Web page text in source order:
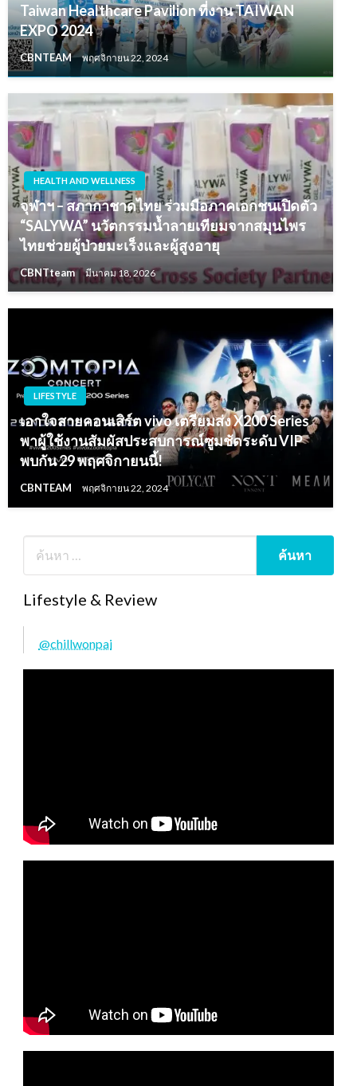
Taiwan Healthcare Pavilion ที่งาน TAIWAN
EXPO 2024
CBNTEAM พฤศจิกายน 22, 2024
HEALTH AND WELLNESS
จุฬาฯ – สภากาชาดไทย ร่วมมือภาคเอกชนเปิดตัว
“SALYWA” นวัตกรรมน้ำลายเทียมจากสมุนไพร
ไทยช่วยผู้ป่วยมะเร็งและผู้สูงอายุ
CBNTteam มีนาคม 18, 2026
LIFESTYLE
เอาใจสายคอนเสิร์ต vivo เตรียมส่ง X200 Series
พาผู้ใช้งานสัมผัสประสบการณ์ซูมชัดระดับ VIP
พบกัน 29 พฤศจิกายนนี้!
CBNTEAM พฤศจิกายน 22, 2024
Lifestyle & Review
@chillwonpai